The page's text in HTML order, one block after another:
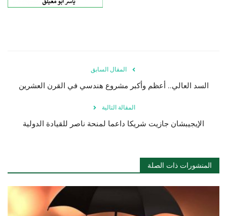
المقال السابق
السد العالي.. أعظم وأكبر مشروع هندسي في القرن العشرين
المقالة التالية
الإيجيبشان جازيت شريكا داعما لمنحة ناصر للقيادة الدولية
المنشورات ذات الصلة